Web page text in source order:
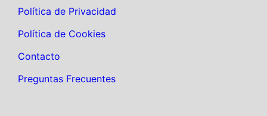
Política de Privacidad
Política de Cookies
Contacto
Preguntas Frecuentes